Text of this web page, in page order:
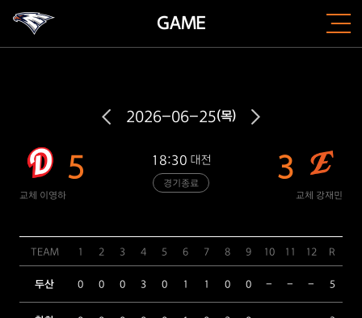
GAME
2026-06-25(목)
5
교체 이영하
18:30 대전
경기종료 3
교체 강재민
TEAM 1 2 3 4 5 6 7 8 9 10 11 12 R
두산 0 0 0 3 0 1 1 0 0 - - - 5